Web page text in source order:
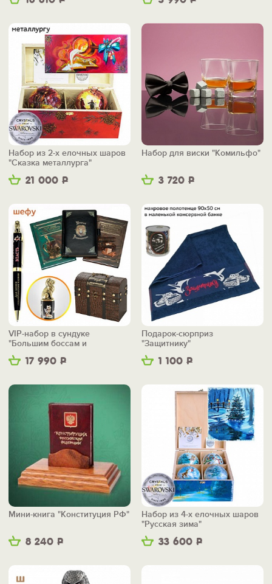
21 000 Р
Набор из 2-х елочных шаров
"Сказка металлурга"
3 720 Р
Набор для виски "Комильфо"
17 990 Р
VIP-набор в сундуке
"Большим боссам и
маленьким"
1 100 Р
Подарок-сюрприз
"Защитнику"
8 240 Р
Мини-книга "Конституция РФ"
33 600 Р
Набор из 4-х елочных шаров
"Русская зима"